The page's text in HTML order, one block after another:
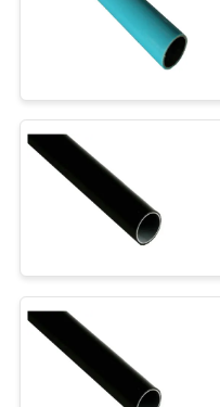
오
트
플라스
관
강관 선반